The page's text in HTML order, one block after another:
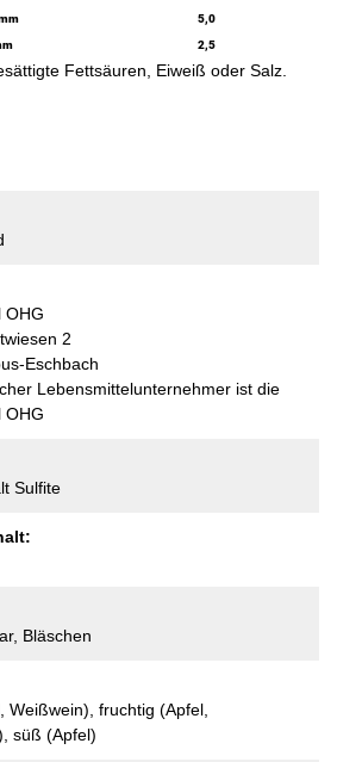
5,0
in Gramm
2,5
Fettsäuren, Eiweiß oder Salz.
OHG
2
Eschbach
Lebensmittelunternehmer ist die
OHG
Sulfite
Bläschen
Weißwein), fruchtig (Apfel,
süß (Apfel)